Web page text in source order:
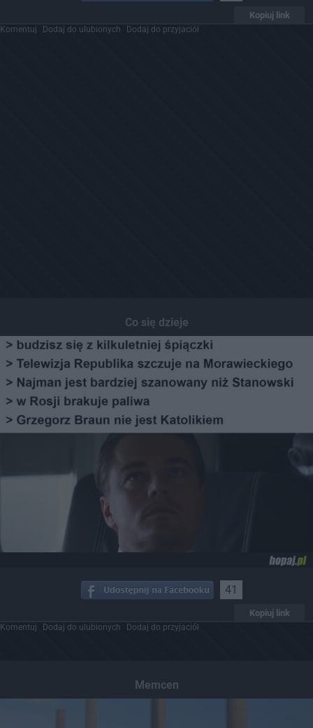
Kopiuj link
Komentuj Dodaj do ulubionych Dodaj do przyjaciół
Co się dzieje
41
Kopiuj link
Komentuj Dodaj do ulubionych Dodaj do przyjaciół
Memcen